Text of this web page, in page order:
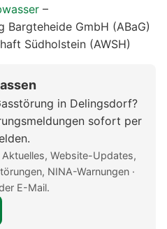
–
Bargteheide GmbH (ABaG)
Südholstein (AWSH)
in Delingsdorf?
sofort per
Website-Updates,
NINA-Warnungen ·
E-Mail.